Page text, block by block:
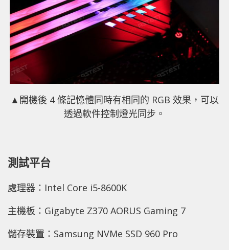
▲開機後 4 條記憶體同時有相同的 RGB 效果，可以
透過軟件控制燈光同步。
測試平台
處理器：Intel Core i5-8600K
主機板：Gigabyte Z370 AORUS Gaming 7
儲存裝置：Samsung NVMe SSD 960 Pro